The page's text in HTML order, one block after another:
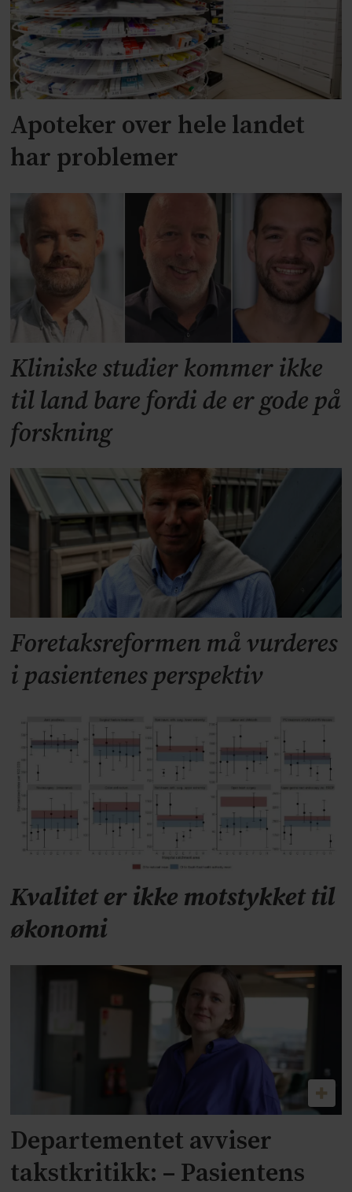
Apoteker over hele landet
har problemer
Kliniske studier kommer ikke
til land bare fordi de er gode på
forskning
Foretaksreformen må vurderes
i pasientenes perspektiv
Kvalitet er ikke motstykket til
økonomi
Departementet avviser
takstkritikk: – Pasientens